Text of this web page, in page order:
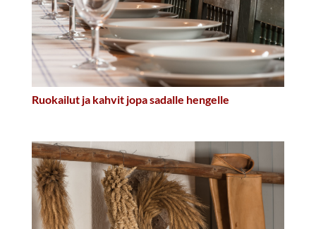
Ruokailut ja kahvit jopa sadalle hengelle